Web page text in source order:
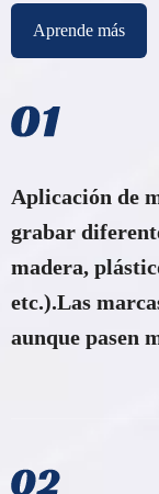
Aprende más
Aplicación de
grabar
madera,
etc.).Las
aunque pasen